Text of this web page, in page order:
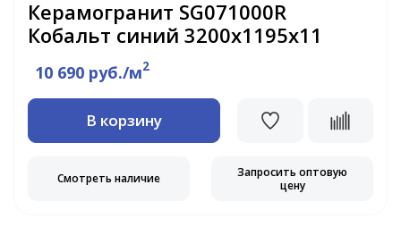
Керамогранит SG071000R
Кобальт синий 3200х1195х11
10 690 руб./м2
В корзину
Смотреть наличие
Запросить оптовую
цену